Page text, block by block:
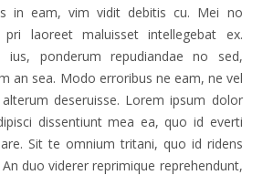
in eam, vim vidit debitis cu. Mei no
pri laoreet maluisset intellegebat ex.
ius, ponderum repudiandae no sed,
an sea. Modo erroribus ne eam, ne vel
deseruisse. Lorem ipsum dolor
dissentiunt mea ea, quo id everti
Sit te omnium tritani, quo id ridens
duo viderer reprimique reprehendunt,